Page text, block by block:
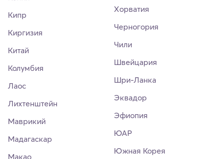
Кипр
Киргизия
Китай
Колумбия
Лаос
Лихтенштейн
Маврикий
Мадагаскар
Макао
Хорватия
Черногория
Чили
Швейцария
Шри-Ланка
Эквадор
Эфиопия
ЮАР
Южная Корея